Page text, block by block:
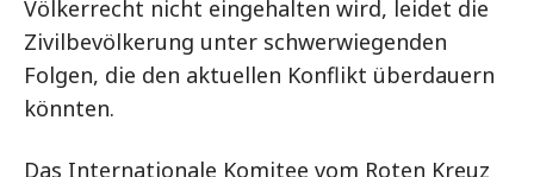
Völkerrecht nicht eingehalten wird, leidet die
Zivilbevölkerung unter schwerwiegenden
Folgen, die den aktuellen Konflikt überdauern
könnten.
Das Internationale Komitee vom Roten Kreuz